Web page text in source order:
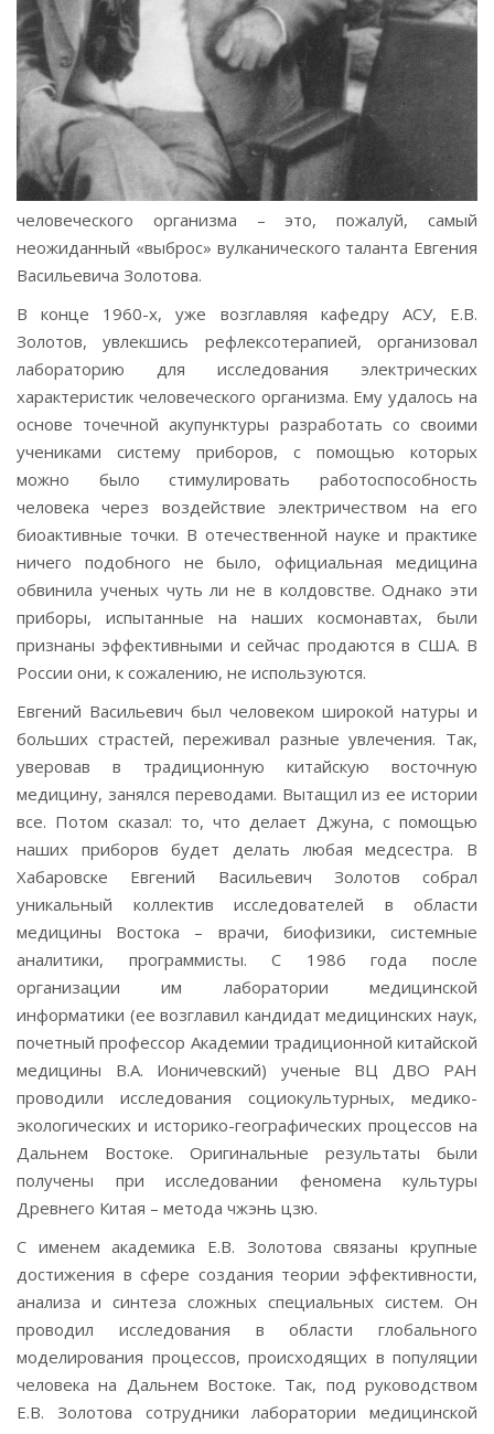
человеческого организма – это, пожалуй, самый
неожиданный «выброс» вулканического таланта Евгения
Васильевича Золотова.
В конце 1960-х, уже возглавляя кафедру АСУ, Е.В.
Золотов, увлекшись рефлексотерапией, организовал
лабораторию для исследования электрических
характеристик человеческого организма. Ему удалось на
основе точечной акупунктуры разработать со своими
учениками систему приборов, с помощью которых
можно было стимулировать работоспособность
человека через воздействие электричеством на его
биоактивные точки. В отечественной науке и практике
ничего подобного не было, официальная медицина
обвинила ученых чуть ли не в колдовстве. Однако эти
приборы, испытанные на наших космонавтах, были
признаны эффективными и сейчас продаются в США. В
России они, к сожалению, не используются.
Евгений Васильевич был человеком широкой натуры и
больших страстей, переживал разные увлечения. Так,
уверовав в традиционную китайскую восточную
медицину, занялся переводами. Вытащил из ее истории
все. Потом сказал: то, что делает Джуна, с помощью
наших приборов будет делать любая медсестра. В
Хабаровске Евгений Васильевич Золотов собрал
уникальный коллектив исследователей в области
медицины Востока – врачи, биофизики, системные
аналитики, программисты. С 1986 года после
организации им лаборатории медицинской
информатики (ее возглавил кандидат медицинских наук,
почетный профессор Академии традиционной китайской
медицины В.А. Ионичевский) ученые ВЦ ДВО РАН
проводили исследования социокультурных, медико-
экологических и историко-географических процессов на
Дальнем Востоке. Оригинальные результаты были
получены при исследовании феномена культуры
Древнего Китая – метода чжэнь цзю.
С именем академика Е.В. Золотова связаны крупные
достижения в сфере создания теории эффективности,
анализа и синтеза сложных специальных систем. Он
проводил исследования в области глобального
моделирования процессов, происходящих в популяции
человека на Дальнем Востоке. Так, под руководством
Е.В. Золотова сотрудники лаборатории медицинской